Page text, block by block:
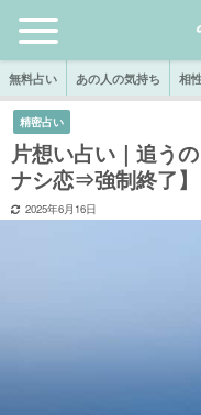
無料占い あの人の気持ち 相
精密占い
片想い占い｜追う
ナシ恋⇒強制終了】
2025年6月16日